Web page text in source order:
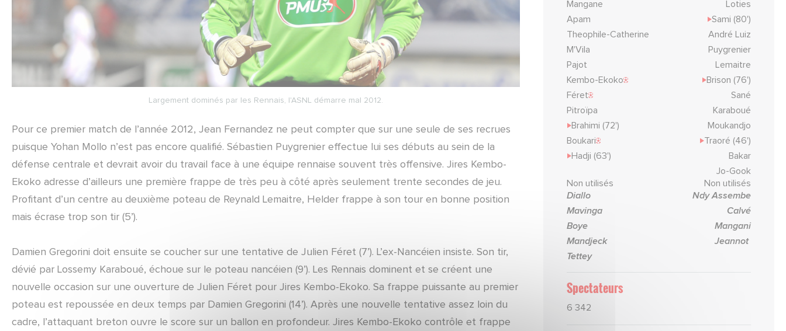
Largement dominés par les Rennais, l'ASNL démarre mal 2012.
Pour ce premier match de l’année 2012, Jean Fernandez ne peut compter que sur une seule de ses recrues
puisque Yohan Mollo n’est pas encore qualifié. Sébastien Puygrenier effectue lui ses débuts au sein de la
défense centrale et devrait avoir du travail face à une équipe rennaise souvent très offensive. Jires Kembo-
Ekoko adresse d’ailleurs une première frappe de très peu à côté après seulement trente secondes de jeu.
Profitant d’un centre au deuxième poteau de Reynald Lemaitre, Helder frappe à son tour en bonne position
mais écrase trop son tir (5’).
Damien Gregorini doit ensuite se coucher sur une tentative de Julien Féret (7’). L’ex-Nancéien insiste. Son tir,
dévié par Lossemy Karaboué, échoue sur le poteau nancéien (9’). Les Rennais dominent et se créent une
nouvelle occasion sur une ouverture de Julien Féret pour Jires Kembo-Ekoko. Sa frappe puissante au premier
poteau est repoussée en deux temps par Damien Gregorini (14’). Après une nouvelle tentative assez loin du
cadre, l’attaquant breton ouvre le score sur un ballon en profondeur. Jires Kembo-Ekoko contrôle et frappe
Mangane
Apam
Theophile-Catherine
M'Vila
Pajot
Kembo-Ekoko
Féret
Pitroïpa
Brahimi (72')
Boukari
Hadji (63')
Loties
Sami (80')
André Luiz
Puygrenier
Lemaitre
Brison (76')
Sané
Karaboué
Moukandjo
Traoré (46')
Bakar
Jo-Gook
Non utilisés
Diallo
Mavinga
Boye
Mandjeck
Tettey
Non utilisés
Ndy Assembe
Calvé
Mangani
Jeannot
Spectateurs
6 342